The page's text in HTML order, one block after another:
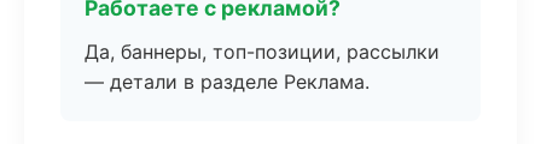
Работаете с рекламой?
Да, баннеры, топ-позиции, рассылки
— детали в разделе Реклама.